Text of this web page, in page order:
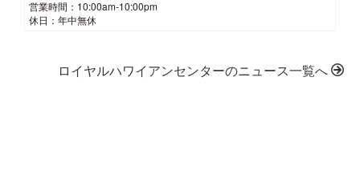
営業時間：10:00am-10:00pm
休日：年中無休
ロイヤルハワイアンセンターのニュース一覧へ